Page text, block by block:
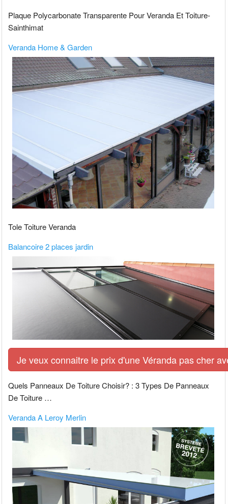
Plaque Polycarbonate Transparente Pour Veranda Et Toiture-
Sainthimat
Veranda Home & Garden
Tole Toiture Veranda
Balancoire 2 places jardin
Je veux connaitre le prix d'une Véranda pas cher
Quels Panneaux De Toiture Choisir? : 3 Types De Panneaux
De Toiture …
Veranda A Leroy Merlin